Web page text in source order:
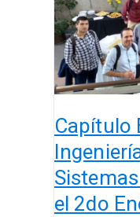
Capítulo
el 2do
Industrial
y
de
Sistemas
(CEIINS)
el
2do
Encuentro
para
la